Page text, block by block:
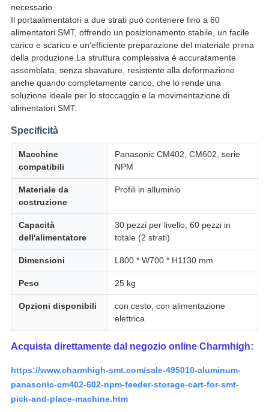
necessario.
Il portaalimentatori a due strati può contenere fino a 60
alimentatori SMT, offrendo un posizionamento stabile, un facile
carico e scarico e un'efficiente preparazione del materiale prima
della produzione.La struttura complessiva è accuratamente
assemblata, senza sbavature, resistente alla deformazione
anche quando completamente carico, che lo rende una
soluzione ideale per lo stoccaggio e la movimentazione di
alimentatori SMT.
Specificità
Macchine
compatibili
Panasonic CM402, CM602, serie
NPM
Materiale da
costruzione
Profili in alluminio
Capacità
dell'alimentatore
30 pezzi per livello, 60 pezzi in
totale (2 strati)
Dimensioni L800 * W700 * H1130 mm
Peso 25 kg
Opzioni disponibili
con cesto, con alimentazione
elettrica
Acquista direttamente dal negozio online Charmhigh:
https://www.charmhigh-smt.com/sale-495010-aluminum-
panasonic-cm402-602-npm-feeder-storage-cart-for-smt-
pick-and-place-machine.htm